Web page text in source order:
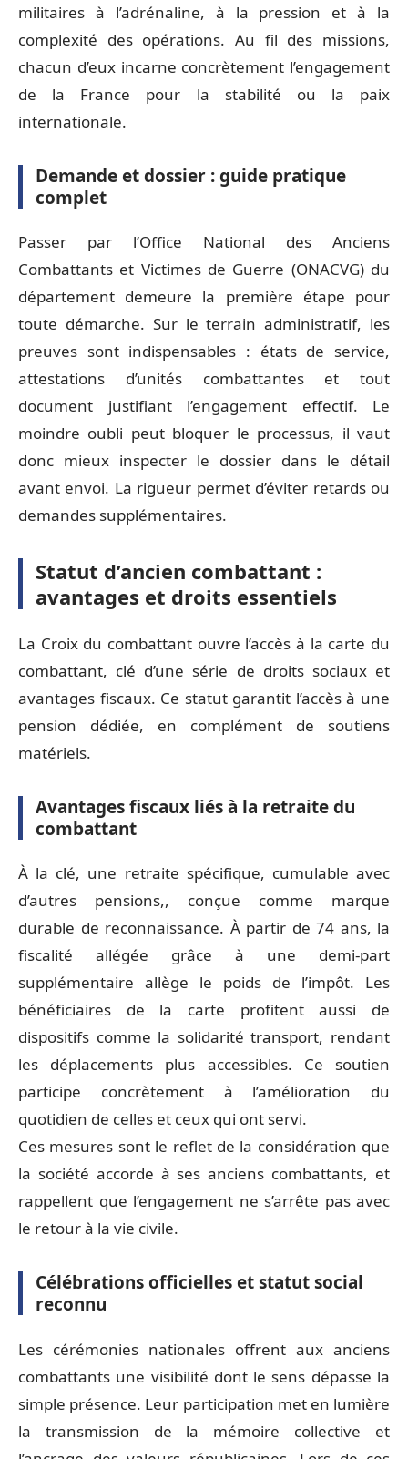
militaires à l’adrénaline, à la pression et à la
complexité des opérations. Au fil des missions,
chacun d’eux incarne concrètement l’engagement
de la France pour la stabilité ou la paix
internationale.
Demande et dossier : guide pratique
complet
Passer par l’Office National des Anciens
Combattants et Victimes de Guerre (ONACVG) du
département demeure la première étape pour
toute démarche. Sur le terrain administratif, les
preuves sont indispensables : états de service,
attestations d’unités combattantes et tout
document justifiant l’engagement effectif. Le
moindre oubli peut bloquer le processus, il vaut
donc mieux inspecter le dossier dans le détail
avant envoi. La rigueur permet d’éviter retards ou
demandes supplémentaires.
Statut d’ancien combattant :
avantages et droits essentiels
La Croix du combattant ouvre l’accès à la carte du
combattant, clé d’une série de droits sociaux et
avantages fiscaux. Ce statut garantit l’accès à une
pension dédiée, en complément de soutiens
matériels.
Avantages fiscaux liés à la retraite du
combattant
À la clé, une retraite spécifique, cumulable avec
d’autres pensions,, conçue comme marque
durable de reconnaissance. À partir de 74 ans, la
fiscalité allégée grâce à une demi-part
supplémentaire allège le poids de l’impôt. Les
bénéficiaires de la carte profitent aussi de
dispositifs comme la solidarité transport, rendant
les déplacements plus accessibles. Ce soutien
participe concrètement à l’amélioration du
quotidien de celles et ceux qui ont servi.
Ces mesures sont le reflet de la considération que
la société accorde à ses anciens combattants, et
rappellent que l’engagement ne s’arrête pas avec
le retour à la vie civile.
Célébrations officielles et statut social
reconnu
Les cérémonies nationales offrent aux anciens
combattants une visibilité dont le sens dépasse la
simple présence. Leur participation met en lumière
la transmission de la mémoire collective et